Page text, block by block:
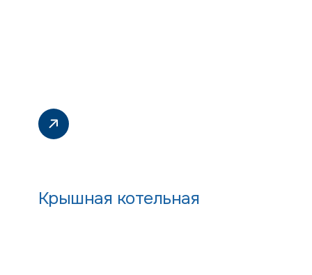
Крышная котельная